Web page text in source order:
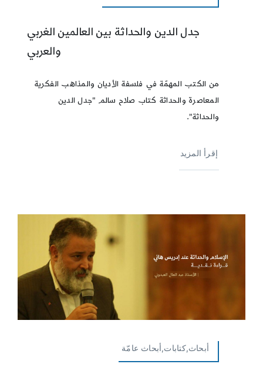
جدل الدين والحداثة بين العالمين الغربي
والعربي
من الكتب المهمّة في فلسفة الأديان والمذاهب الفكرية
المعاصرة والحداثة كتاب صلاح سالم "جدل الدين
والحداثة".
إقرأ المزيد
أبحاث,كتابات,أبحاث عامّة